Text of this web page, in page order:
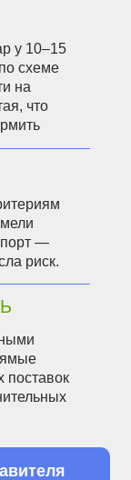
у 10–15
схеме
на
что
—
риск.
поставок